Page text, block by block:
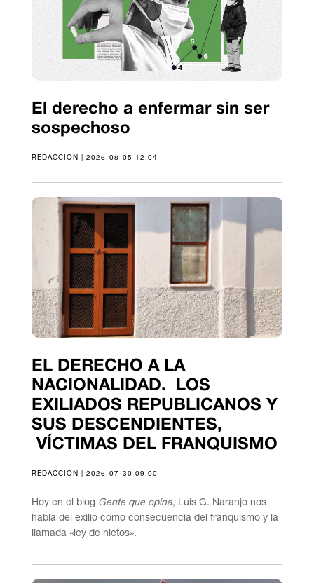
El derecho a enfermar sin ser
sospechoso
REDACCIÓN | 2026-08-05 12:04
EL DERECHO A LA
NACIONALIDAD. LOS
EXILIADOS REPUBLICANOS Y
SUS DESCENDIENTES,
VÍCTIMAS DEL FRANQUISMO
REDACCIÓN | 2026-07-30 09:00
Hoy en el blog Gente que opina, Luis G. Naranjo nos
habla del exilio como consecuencia del franquismo y la
llamada «ley de nietos».